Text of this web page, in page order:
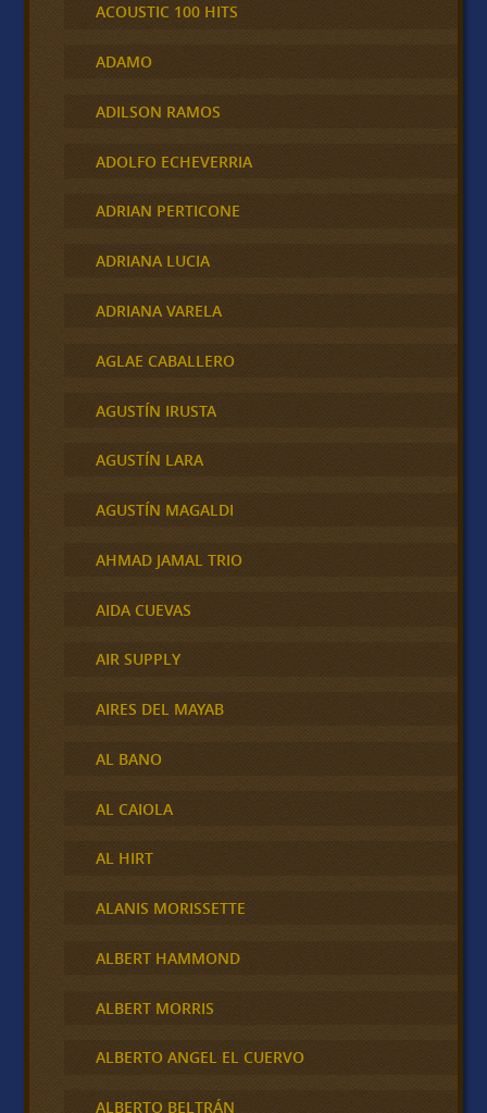
ACOUSTIC 100 HITS
ADAMO
ADILSON RAMOS
ADOLFO ECHEVERRIA
ADRIAN PERTICONE
ADRIANA LUCIA
ADRIANA VARELA
AGLAE CABALLERO
AGUSTÍN IRUSTA
AGUSTÍN LARA
AGUSTÍN MAGALDI
AHMAD JAMAL TRIO
AIDA CUEVAS
AIR SUPPLY
AIRES DEL MAYAB
AL BANO
AL CAIOLA
AL HIRT
ALANIS MORISSETTE
ALBERT HAMMOND
ALBERT MORRIS
ALBERTO ANGEL EL CUERVO
ALBERTO BELTRÁN